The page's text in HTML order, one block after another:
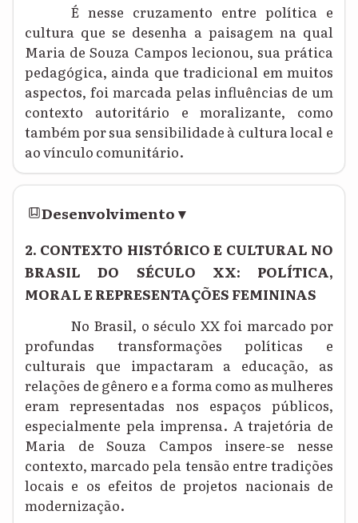
É nesse cruzamento entre política e
cultura que se desenha a paisagem na qual
Maria de Souza Campos lecionou, sua prática
pedagógica, ainda que tradicional em muitos
aspectos, foi marcada pelas influências de um
contexto autoritário e moralizante, como
também por sua sensibilidade à cultura local e
ao vínculo comunitário.
Desenvolvimento▾
2. CONTEXTO HISTÓRICO E CULTURAL NO
BRASIL DO SÉCULO XX: POLÍTICA,
MORAL E REPRESENTAÇÕES FEMININAS
No Brasil, o século XX foi marcado por
profundas transformações políticas e
culturais que impactaram a educação, as
relações de gênero e a forma como as mulheres
eram representadas nos espaços públicos,
especialmente pela imprensa. A trajetória de
Maria de Souza Campos insere-se nesse
contexto, marcado pela tensão entre tradições
locais e os efeitos de projetos nacionais de
modernização.